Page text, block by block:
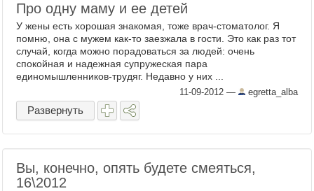
Про одну маму и ее детей
У жены есть хорошая знакомая, тоже врач-стоматолог. Я
помню, она с мужем как-то заезжала в гости. Это как раз тот
случай, когда можно порадоваться за людей: очень
спокойная и надежная супружеская пара
единомышленников-трудяг. Недавно у них ...
11-09-2012 — egretta_alba
Развернуть
Вы, конечно, опять будете смеяться,
16\2012